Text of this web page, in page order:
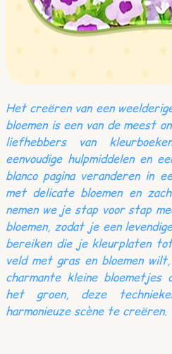
Het creëren van een
bloemen is een van de meest
liefhebbers van
eenvoudige hulpmiddelen en
blanco pagina veranderen in
met delicate bloemen en
nemen we je stap voor stap
bloemen, zodat je een
bereiken die je kleurplaten
veld met gras en bloemen
charmante kleine bloemetjes
het groen, deze
harmonieuze scène te creëren.